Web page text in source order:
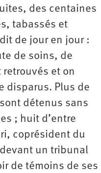
des centaines
tabassés et
de jour en jour :
de soins, de
et on
disparus. Plus de
détenus sans
; huit d’entre
coprésident du
un tribunal
de témoins de ses